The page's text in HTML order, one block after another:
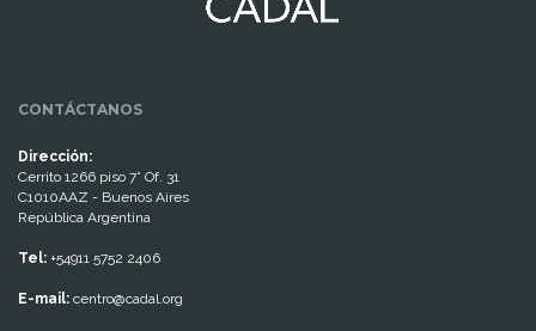
CONTÁCTANOS
Dirección:
Cerrito 1266 piso 7° Of. 31
C1010AAZ - Buenos Aires
República Argentina
Tel: +54911 5752 2406
E-mail: centro@cadal.org